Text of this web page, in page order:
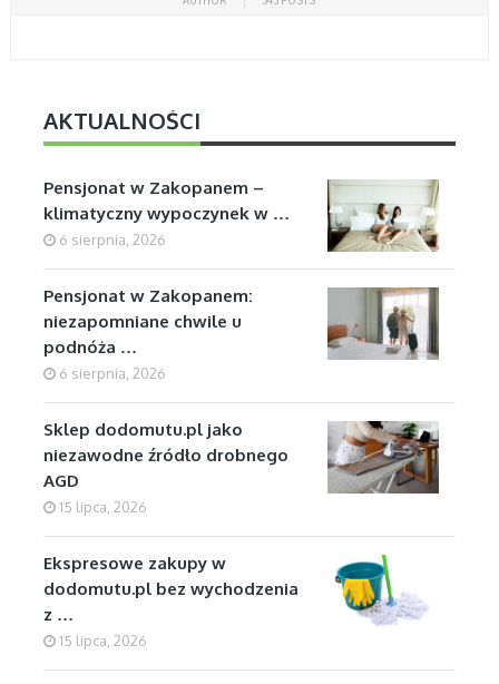
AKTUALNOŚCI
Pensjonat w Zakopanem –
klimatyczny wypoczynek w …
6 sierpnia, 2026
Pensjonat w Zakopanem:
niezapomniane chwile u
podnóża …
6 sierpnia, 2026
Sklep dodomutu.pl jako
niezawodne źródło drobnego
AGD
15 lipca, 2026
Ekspresowe zakupy w
dodomutu.pl bez wychodzenia
z …
15 lipca, 2026